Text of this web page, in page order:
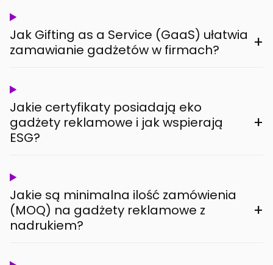
Jak Gifting as a Service (GaaS) ułatwia
zamawianie gadżetów w firmach?
+
Jakie certyfikaty posiadają eko
gadżety reklamowe i jak wspierają
ESG?
+
Jakie są minimalna ilość zamówienia
(MOQ) na gadżety reklamowe z
nadrukiem?
+